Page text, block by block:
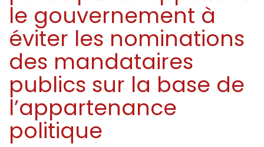
le gouvernement à
éviter les nominations
des mandataires
publics sur la base de
l’appartenance
politique